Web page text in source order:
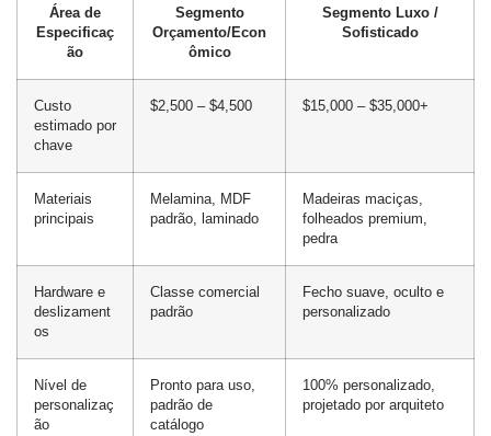
Área de
Especificaç
ão
Segmento
Orçamento/Econ
ômico
Segmento Luxo /
Sofisticado
Custo
estimado por
chave
$2,500 – $4,500 $15,000 – $35,000+
Materiais
principais
Melamina, MDF
padrão, laminado
Madeiras maciças,
folheados premium,
pedra
Hardware e
deslizament
os
Classe comercial
padrão
Fecho suave, oculto e
personalizado
Nível de
personalizaç
ão
Pronto para uso,
padrão de
catálogo
100% personalizado,
projetado por arquiteto